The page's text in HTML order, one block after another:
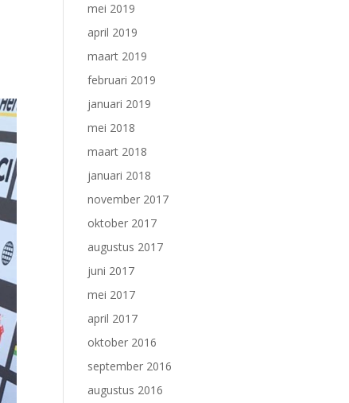
mei 2019
april 2019
maart 2019
februari 2019
januari 2019
mei 2018
maart 2018
januari 2018
november 2017
oktober 2017
augustus 2017
juni 2017
mei 2017
april 2017
oktober 2016
september 2016
augustus 2016